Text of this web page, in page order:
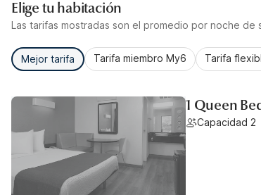
Elige tu habitación
Las tarifas mostradas son el promedio por noche
Mejor tarifa Tarifa miembro My6 Tarifa
1 Queen
Capacidad 2